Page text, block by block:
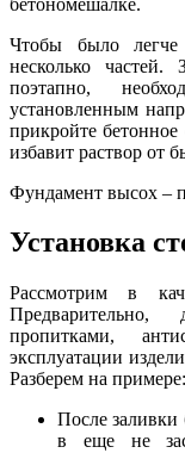
Чтобы было легче
несколько частей.
поэтапно,
установленным
прикройте
избавит раствор от
Фундамент высох –
Установка
Рассмотрим в
Предварительно,
пропитками,
эксплуатации
Разберем на примере:
После
в еще не